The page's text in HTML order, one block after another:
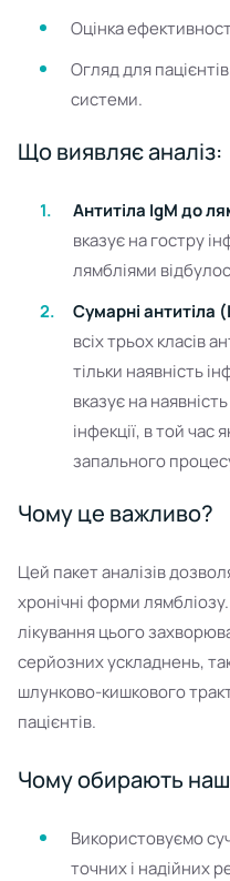
Оцінка
Огляд для
системи.
Що виявляє аналіз:
Антитіла IgM до
вказує на гостру
лямбліями
Сумарні антитіла
всіх трьох класів
тільки наявність
вказує на
інфекції, в той
запального
Чому це важливо?
Цей пакет аналізів
хронічні форми
лікування цього
серйозних ускладнень,
шлунково-кишкового
пацієнтів.
Чому обирають
Використовуємо
точних і надійних